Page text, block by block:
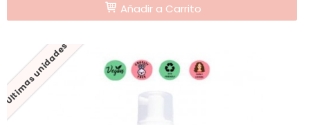
Añadir a Carrito
Últimas unidades